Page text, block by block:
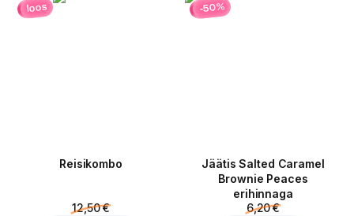
loos
Reisikombo
12,50 €
-50%
Jäätis Salted Caramel
Brownie Peaces
erihinnaga
6,20 €